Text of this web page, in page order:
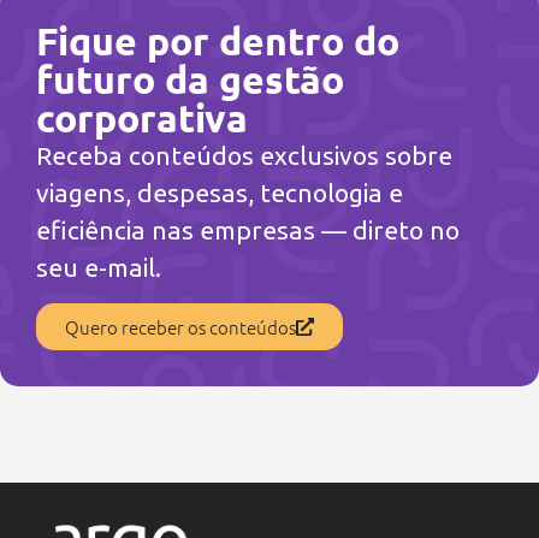
Fique por dentro do
futuro da gestão
corporativa
Receba conteúdos exclusivos sobre
viagens, despesas, tecnologia e
eficiência nas empresas — direto no
seu e-mail.
Quero receber os conteúdos